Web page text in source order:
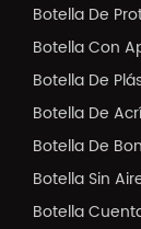
Botella De
Botella Con
Botella De
Botella De
Botella De
Botella Sin
Botella